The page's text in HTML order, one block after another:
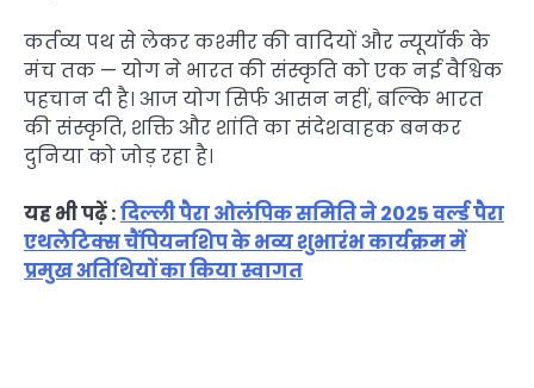
कर्तव्य पथ से लेकर कश्मीर की वादियों और न्यूयॉर्क के
मंच तक — योग ने भारत की संस्कृति को एक नई वैश्विक
पहचान दी है। आज योग सिर्फ आसन नहीं, बल्कि भारत
की संस्कृति, शक्ति और शांति का संदेशवाहक बनकर
दुनिया को जोड़ रहा है।
यह भी पढ़ें :दिल्ली पैरा ओलंपिक समिति ने 2025 वर्ल्ड पैरा
एथलेटिक्स चैंपियनशिप के भव्य शुभारंभ कार्यक्रम में
प्रमुख अतिथियों का किया स्वागत